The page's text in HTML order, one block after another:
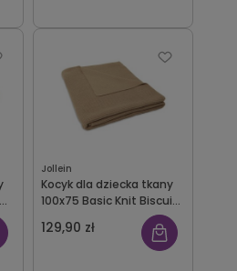
Jollein
Kocyk dla dziecka tkany
100x75 Basic Knit Biscuit
129,90 zł